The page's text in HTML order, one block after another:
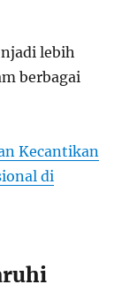
lebih
berbagai
Kecantikan
di